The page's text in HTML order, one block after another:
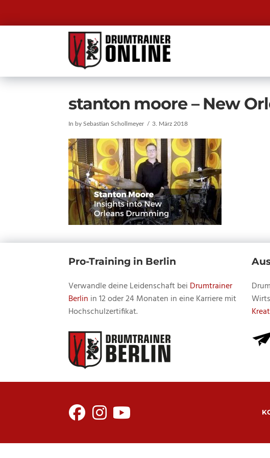
stanton moore – New
In by Sebastian Schollmeyer 3. März 2018
Pro-Training in Berlin
Verwandle deine Leidenschaft bei Drumtrainer
Berlin in 12 oder 24 Monaten in eine Karriere mit
Hochschulzertifikat.